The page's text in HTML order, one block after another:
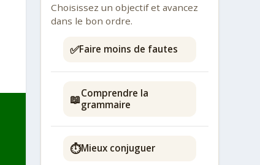
Choisissez un objectif et avancez
dans le bon ordre.
✅Faire moins de fautes
📖Comprendre la
grammaire
⏱️Mieux conjuguer